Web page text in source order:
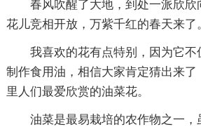
春风吹醒了大地，到处一派欣
花儿竞相开放，万紫千红的春天来了
我喜欢的花有点特别，因为它不
制作食用油，相信大家肯定猜出来了
里人们最爱欣赏的油菜花。
油菜是最易栽培的农作物之一